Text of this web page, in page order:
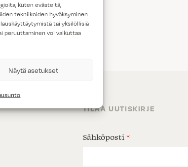
kuten evästeitä,
tekniikoiden hyväksyminen
tai yksilöllisiä
peruuttaminen voi vaikuttaa
Näytä asetukset
TILAA UUTISKIRJE
Sähköposti *